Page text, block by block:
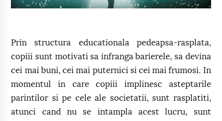
Prin structura educationala pedeapsa-rasplata,
copiii sunt motivati sa infranga barierele, sa devina
cei mai buni, cei mai puternici si cei mai frumosi. In
momentul in care copiii implinesc asteptarile
parintilor si pe cele ale societatii, sunt rasplatiti,
atunci cand nu se intampla acest lucru, sunt